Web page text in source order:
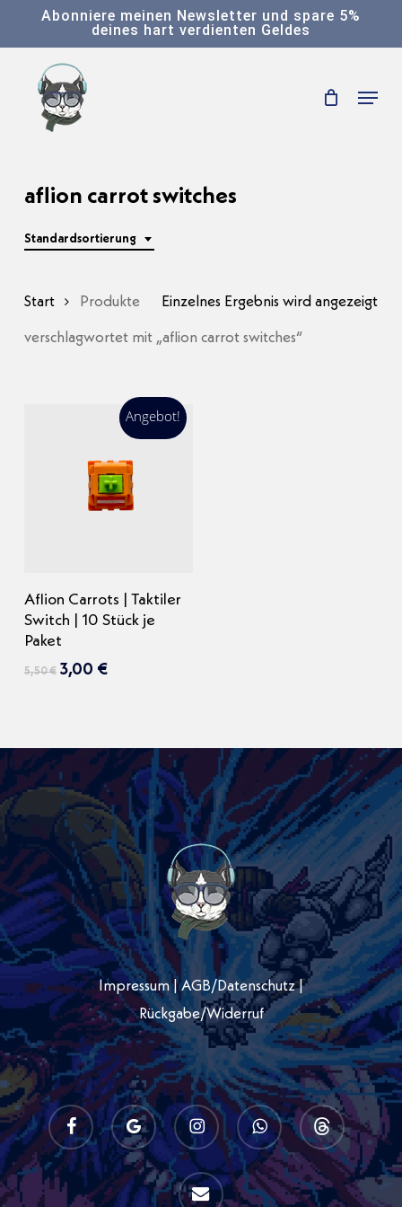
content
Abonniere meinen Newsletter und spare 5%
deines hart verdienten Geldes
aflion carrot switches
Standardsortierung
Einzelnes Ergebnis wird angezeigt
Start Produkte
verschlagwortet mit „aflion carrot switches“
Angebot!
Weiterlesen
Aflion Carrots | Taktiler
Switch | 10 Stück je
Paket
5,50€ Ursprünglicher
3,00 €Aktueller
Impressum|AGB/Datenschutz|
Rückgabe/Widerruf
facebook
google-
plus
instagram whatsapp threads
email